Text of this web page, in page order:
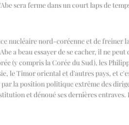
sera ferme dans un court laps de
nucléaire nord-coréenne et de freiner
a beau essayer de se cacher, il ne
(y compris la Corée du Sud), les
le Timor oriental et d'autres pays, et
la position politique extrême des
et dénoué ses dernières